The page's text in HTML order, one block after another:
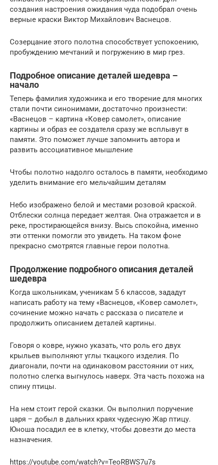
создания настроения ожидания чуда подобрал очень
верные краски Виктор Михайлович Васнецов.
Созерцание этого полотна способствует успокоению,
пробуждению мечтаний и погружению в мир грез.
Подробное описание деталей шедевра –
начало
Теперь фамилия художника и его творение для многих
стали почти синонимами, достаточно произнести:
«Васнецов – картина «Ковер самолет», описание
картины и образ ее создателя сразу же всплывут в
памяти. Это поможет лучше запомнить автора и
развить ассоциативное мышление
Чтобы полотно надолго осталось в памяти, необходимо
уделить внимание его мельчайшим деталям
Небо изображено белой и местами розовой краской.
Отблески солнца передает желтая. Она отражается и в
реке, простирающейся внизу. Высь спокойна, именно
эти оттенки помогли это увидеть. На таком фоне
прекрасно смотрятся главные герои полотна.
Продолжение подробного описания деталей
шедевра
Когда школьникам, ученикам 5 6 классов, зададут
написать работу на тему «Васнецов, «Ковер самолет»,
сочинение можно начать с рассказа о писателе и
продолжить описанием деталей картины.
Говоря о ковре, нужно указать, что роль его двух
крыльев выполняют углы ткацкого изделия. По
диагонали, почти на одинаковом расстоянии от них,
полотно слегка выгнулось наверх. Эта часть похожа на
спину птицы.
На нем стоит герой сказки. Он выполнил поручение
царя – добыл в дальних краях чудесную Жар птицу.
Юноша посадил ее в клетку, чтобы довезти до места
назначения.
https://youtube.com/watch?v=TeoRBWS7u7s